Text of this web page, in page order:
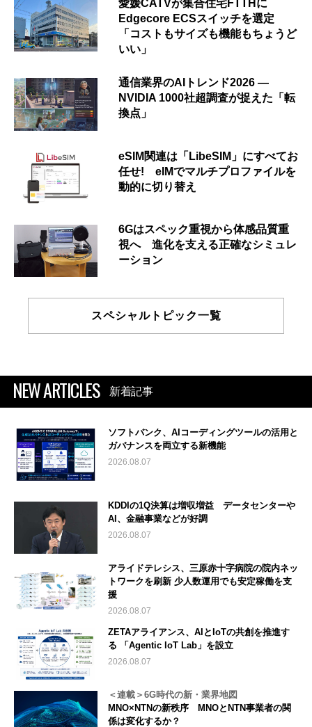
愛媛CATVが集合住宅FTTHに
Edgecore ECSスイッチを選定
「コストもサイズも機能もちょうど
いい」
通信業界のAIトレンド2026 ―
NVIDIA 1000社超調査が捉えた「転
換点」
eSIM関連は「LibeSIM」にすべてお
任せ! eIMでマルチプロファイルを
動的に切り替え
6Gはスペック重視から体感品質重
視へ 進化を支える正確なシミュレ
ーション
スペシャルトピック一覧
NEW ARTICLES 新着記事
ソフトバンク、AIコーディングツールの活用と
ガバナンスを両立する新機能
2026.08.07
KDDIの1Q決算は増収増益 データセンターや
AI、金融事業などが好調
2026.08.07
アライドテレシス、三原赤十字病院の院内ネッ
トワークを刷新 少人数運用でも安定稼働を支
援
2026.08.07
ZETAアライアンス、AIとIoTの共創を推進す
る 「Agentic IoT Lab」を設立
2026.08.07
＜連載＞6G時代の新・業界地図
MNO×NTNの新秩序 MNOとNTN事業者の関
係は変化するか？